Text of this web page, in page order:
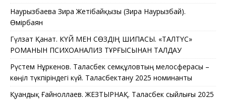
Наурызбаева Зира Жетібайқызы (Зира Наурызбай).
Өмірбаян
Гүлзат Қанат. КҮЙ МЕН СӨЗДІҢ ШИПАСЫ. «ТАЛТҮС»
РОМАНЫН ПСИХОАНАЛИЗ ТҰРҒЫСЫНАН ТАЛДАУ
Рүстем Нұркенов. Таласбек Әсемқұловтың мелосферасы –
көңіл түкпіріндегі күй. Таласбектану 2025 номинанты
Қуандық Ғайноллаев. ЖЕЗТЫРНАҚ. Таласбек сыйлығы 2025